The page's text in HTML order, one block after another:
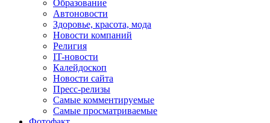
Образование
Автоновости
Здоровье, красота, мода
Новости компаний
Религия
IT-новости
Калейдоскоп
Новости сайта
Пресс-релизы
Самые комментируемые
Самые просматриваемые